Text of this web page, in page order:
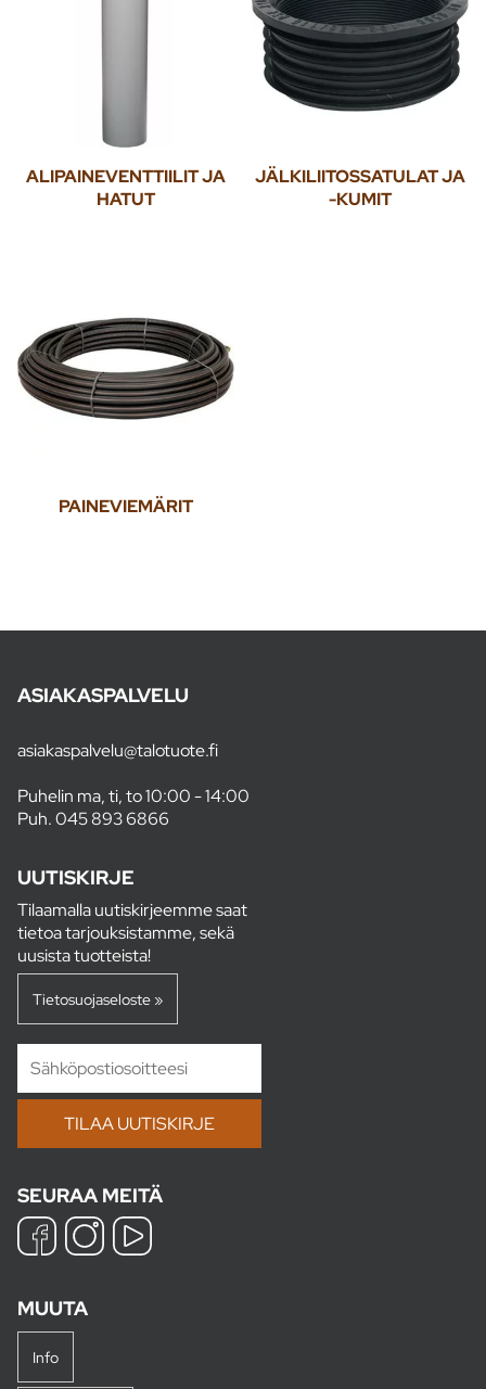
ALIPAINEVENTTIILIT JA
HATUT
JÄLKILIITOSSATULAT JA
-KUMIT
PAINEVIEMÄRIT
ASIAKASPALVELU
asiakaspalvelu@talotuote.fi
Puhelin ma, ti, to 10:00 - 14:00
Puh.045 893 6866
UUTISKIRJE
Tilaamalla uutiskirjeemme saat
tietoa tarjouksistamme, sekä
uusista tuotteista!
Tietosuojaseloste »
SEURAA MEITÄ
MUUTA
Info